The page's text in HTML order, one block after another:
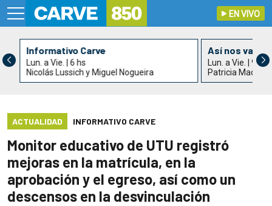
EN VIVO
Informativo Carve
Lun. a Vie. | 6 hs
Nicolás Lussich y Miguel Nogueira
Así nos va
Lun. a Vie. | 9 hs
Patricia Madrid
ACTUALIDAD INFORMATIVO CARVE
Monitor educativo de UTU registró
mejoras en la matrícula, en la
aprobación y el egreso, así como un
descensos en la desvinculación